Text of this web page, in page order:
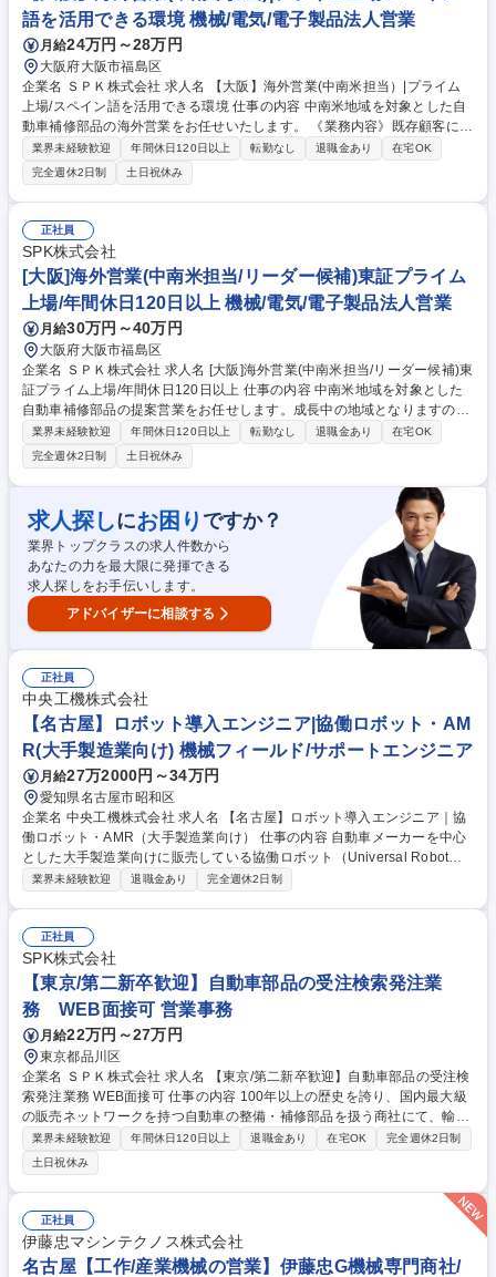
語を活用できる環境 機械/電気/電子製品法人営業
月給24万円～28万円
大阪府大阪市福島区
企業名 ＳＰＫ株式会社 求人名 【大阪】海外営業(中南米担当）|プライム
上場/スペイン語を活用できる環境 仕事の内容 中南米地域を対象とした自
動車補修部品の海外営業をお任せいたします。 《業務内容》既存顧客に対
して、メール・WEB会議を利用した提案営業（担当エリアへの出張もあり
ます/年に数回程度） 《取引先》現地の輸入商 《教育制度》入社後1～2年
は貿易実務の流れや、お客様とのやり取りに慣れていただくことからスタ
ートします。チームで仕事をしますので、わからないことなどはすぐに聞
ける体制です。 募集職種 【大阪】海外営業(中南米担当）|プライム上場/
スペイン語を活用できる環境
業界未経験歓迎 年間休日120日以上 転勤なし 退職金あり
在宅OK
完全週休2日制
土日祝休み
正社員
SPK株式会社
[大阪]海外営業(中南米担当/リーダー候補)東証プライム
上場/年間休日120日以上 機械/電気/電子製品法人営業
月給30万円～40万円
大阪府大阪市福島区
企業名 ＳＰＫ株式会社 求人名 [大阪]海外営業(中南米担当/リーダー候補)東
証プライム上場/年間休日120日以上 仕事の内容 中南米地域を対象とした
自動車補修部品の提案営業をお任せします。成長中の地域となりますの
で、新規開拓など挑戦したい方にもピッタリです。 《業務内容》●既存顧
客への提案営業(基本的にメール・WEB会議等を利用し、年に数回ペース
での出張)●将来的にはチームをまとめ、リーダーとなって課をまとめてい
ただくポジションの募集です。 《お客様》現地の輸入商 《入社後の流
れ》まずは商品知識や業界の理解を深めていただきながら、営業活動を行
っていただきます。チームで活動を行っていただくため、相談しながら業
務を進めることができる環境です。 募集職種 [大阪]海外営業(中南米担当/
リーダー候補)東証プライム上場/年間休日120日以上
業界未経験歓迎 年間休日120日以上 転勤なし 退職金あり
在宅OK
完全週休2日制
土日祝休み
求人探しにお困り ですか？
業界トップクラスの求人件数から
あなたの力を最大限に発揮できる
求人探しをお手伝いします。
アドバイザーに相談する
正社員
中央工機株式会社
【名古屋】ロボット導入エンジニア|協働ロボット・AM
R(大手製造業向け) 機械フィールド/サポートエンジニア
月給27万2000円～34万円
愛知県名古屋市昭和区
企業名 中央工機株式会社 求人名 【名古屋】ロボット導入エンジニア｜協
働ロボット・AMR（大手製造業向け） 仕事の内容 自動車メーカーを中心
とした大手製造業向けに販売している協働ロボット（Universal Robot
s）、AGV、AMRに関する技術面でのサポートが主な業務になります。 ・
の設計・作成 ・ロボットタスクの構築および動作検証 ・Wi-Fiを含むネッ
トワーク設定・Modbus等を用いた設備連携設定 ・現地導入・試運転・チ
ューニング・導入後の技術サポート、トラブルシューティング、改善対応
募集職種 【名古屋】ロボット導入エンジニア｜協働ロボット・AMR（大
手製造業向け）
業界未経験歓迎 退職金あり 完全週休2日制
正社員
SPK株式会社
【東京/第二新卒歓迎】自動車部品の受注検索発注業
務 WEB面接可 営業事務
月給22万円～27万円
東京都品川区
企業名 ＳＰＫ株式会社 求人名 【東京/第二新卒歓迎】自動車部品の受注検
索発注業務 WEB面接可 仕事の内容 100年以上の歴史を誇り、国内最大級
の販売ネットワークを持つ自動車の整備・補修部品を扱う商社にて、輸入
車の修理・メンテナンスに必要となる部品の受発注業務を担当いただきま
す。 《仕事内容》お客様からの電話ベースによる問合せ対応（専用システ
ムによる部品の検索、受発注対応、発送手配など） 《担当エリア》東日本
のお客様を幅広く担当（出張はほぼありません） 《特徴》自分のペースで
計画的に仕事が進められます/しっかりOJTで教育しますので、未経験の方
でも安心して業務に取り組むことができます 募集職種 【東京/第二新卒歓
迎】自動車部品の受注検索発注業務 WEB面接可
業界未経験歓迎 年間休日120日以上 退職金あり 在宅OK
完全週休2日制
土日祝休み
正社員
伊藤忠マシンテクノス株式会社
名古屋【工作/産業機械の営業】伊藤忠G機械専門商社/